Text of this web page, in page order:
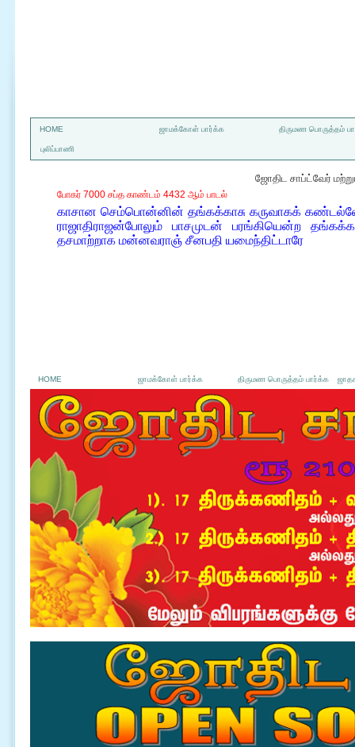
HOME ஜாமக்கோள் பார்க்க திருமண பொருத்தம்
புலிப்பாணி
ஜோதிட சாப்ட்வேர்
போகர் 7000 சப்த காண்டம் 4432 ஆம் பாடல்
காசான செம்பொன்னின் தங்கக்காசு கருவாகக்
ராஜாதிராஜன்போலும் பாசமுடன் பரங்கியென்ற
தசமாற்றாக மன்னவராஞ் சீனபதி யமைந்திட்டாரே
HOME ஜாமக்கோள் பார்க்க திருமண பொருத்தம் பார்க்க